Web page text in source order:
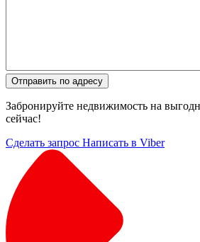
Отправить по адресу
Забронируйте недвижимость на
сейчас!
Сделать запрос Написать в Viber